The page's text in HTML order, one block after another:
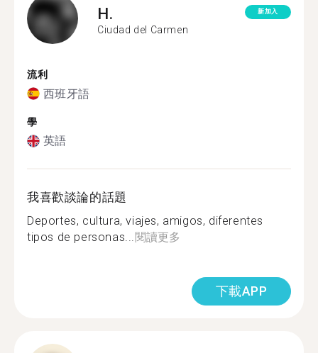
H.
Ciudad del Carmen
新加入
流利
西班牙語
學
英語
我喜歡談論的話題
Deportes, cultura, viajes, amigos, diferentes
tipos de personas...閱讀更多
下載APP